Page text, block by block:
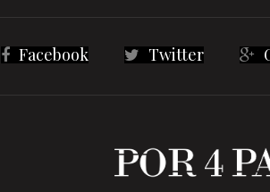
Facebook Twitter